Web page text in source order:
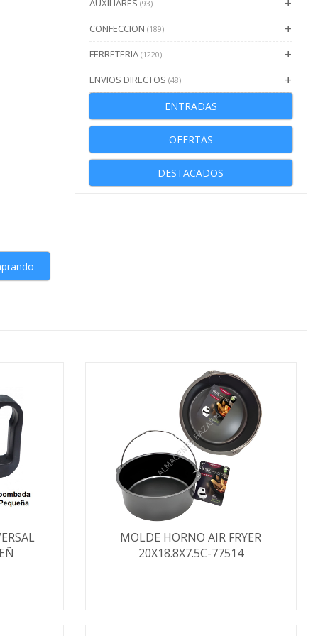
AUXILIARES (93)
CONFECCION (189)
FERRETERIA (1220)
ENVIOS DIRECTOS (48)
ENTRADAS
OFERTAS
DESTACADOS
MOLDE HORNO AIR FRYER
20X18.8X7.5C-77514